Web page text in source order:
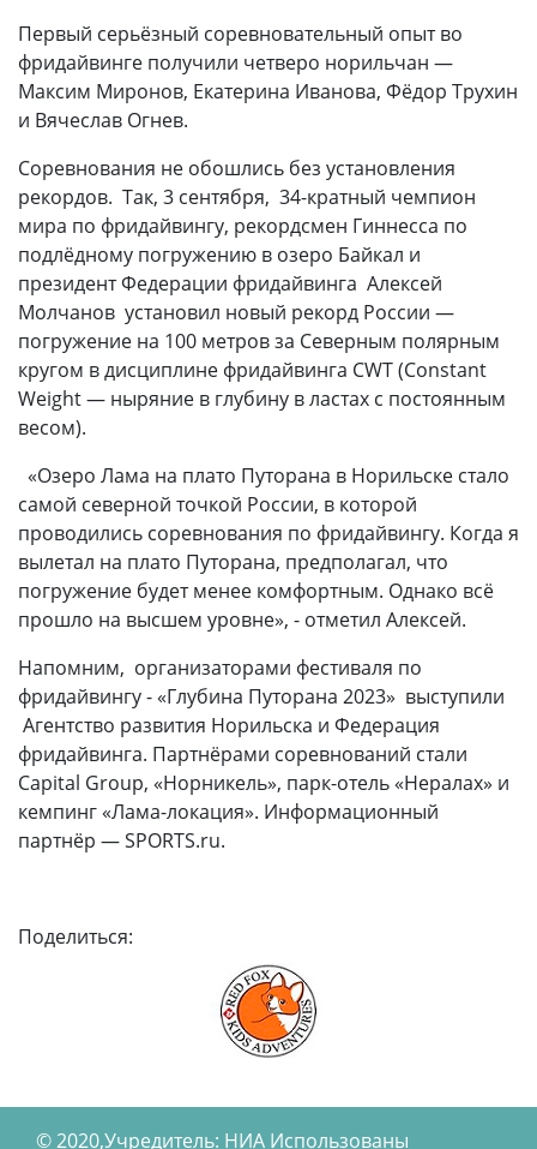
Первый серьёзный соревновательный опыт во
фридайвинге получили четверо норильчан —
Максим Миронов, Екатерина Иванова, Фёдор Трухин
и Вячеслав Огнев.
Соревнования не обошлись без установления
рекордов. Так, 3 сентября, 34-кратный чемпион
мира по фридайвингу, рекордсмен Гиннесса по
подлёдному погружению в озеро Байкал и
президент Федерации фридайвинга Алексей
Молчанов установил новый рекорд России —
погружение на 100 метров за Северным полярным
кругом в дисциплине фридайвинга CWT (Constant
Weight — ныряние в глубину в ластах с постоянным
весом).
«Озеро Лама на плато Путорана в Норильске стало
самой северной точкой России, в которой
проводились соревнования по фридайвингу. Когда я
вылетал на плато Путорана, предполагал, что
погружение будет менее комфортным. Однако всё
прошло на высшем уровне», - отметил Алексей.
Напомним, организаторами фестиваля по
фридайвингу - «Глубина Путорана 2023» выступили
Агентство развития Норильска и Федерация
фридайвинга. Партнёрами соревнований стали
Capital Group, «Норникель», парк-отель «Нералах» и
кемпинг «Лама-локация». Информационный
партнёр — SPORTS.ru.
Поделиться:
© 2020,Учредитель: НИА Использованы